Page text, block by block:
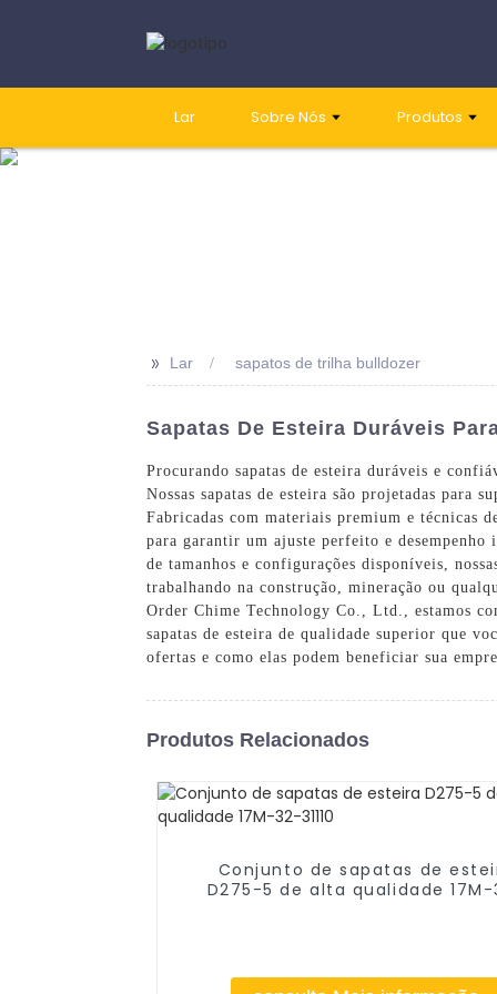
Lar Sobre Nós Produtos
>> Lar sapatos de trilha bulldozer
Sapatas De Esteira Duráveis
Procurando sapatas de esteira duráveis ​​e
Nossas sapatas de esteira são projetadas para
Fabricadas com materiais premium e técnicas
para garantir um ajuste perfeito e desempenho
de tamanhos e configurações disponíveis,
trabalhando na construção, mineração ou
Order Chime Technology Co., Ltd., estamos
sapatas de esteira de qualidade superior que
ofertas e como elas podem beneficiar sua
Produtos Relacionados
Conjunto de sapatas de
D275-5 de alta qualidade 17M-